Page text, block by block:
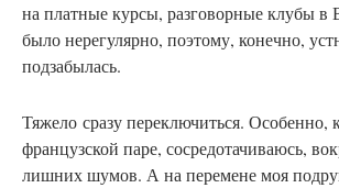
на платные курсы, разговорные клубы
было нерегулярно, поэтому, конечно,
подзабылась.
Тяжело сразу переключиться. Особенно,
французской паре, сосредотачиваюсь,
лишних шумов. А на перемене моя